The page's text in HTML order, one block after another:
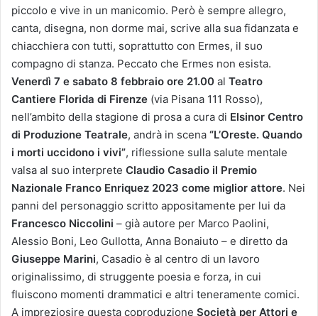
piccolo e vive in un manicomio. Però è sempre allegro,
canta, disegna, non dorme mai, scrive alla sua fidanzata e
chiacchiera con tutti, soprattutto con Ermes, il suo
compagno di stanza. Peccato che Ermes non esista.
Venerdì 7 e sabato 8 febbraio ore 21.00 al Teatro
Cantiere Florida di Firenze (via Pisana 111 Rosso),
nell’ambito della stagione di prosa a cura di Elsinor Centro
di Produzione Teatrale, andrà in scena “L’Oreste. Quando
i morti uccidono i vivi”, riflessione sulla salute mentale
valsa al suo interprete Claudio Casadio il Premio
Nazionale Franco Enriquez 2023 come miglior attore. Nei
panni del personaggio scritto appositamente per lui da
Francesco Niccolini – già autore per Marco Paolini,
Alessio Boni, Leo Gullotta, Anna Bonaiuto – e diretto da
Giuseppe Marini, Casadio è al centro di un lavoro
originalissimo, di struggente poesia e forza, in cui
fluiscono momenti drammatici e altri teneramente comici.
A impreziosire questa coproduzione Società per Attori e